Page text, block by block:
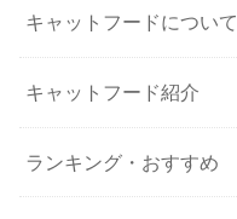
キャットフードについて
キャットフード紹介
ランキング・おすすめ